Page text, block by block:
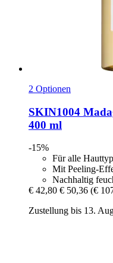
2 Optionen
SKIN1004
400 ml
-15%
Für alle
Mit Peeling-
Nachhaltig
€ 42,80 € 50,36 (€
Zustellung bis 13.